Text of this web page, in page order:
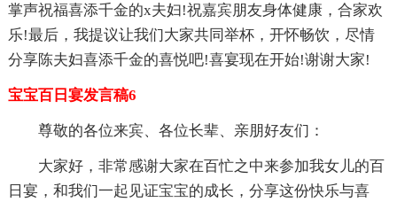
掌声祝福喜添千金的x夫妇!祝嘉宾朋友身体健康，合家欢
乐!最后，我提议让我们大家共同举杯，开怀畅饮，尽情
分享陈夫妇喜添千金的喜悦吧!喜宴现在开始!谢谢大家!
宝宝百日宴发言稿6
尊敬的各位来宾、各位长辈、亲朋好友们：
大家好，非常感谢大家在百忙之中来参加我女儿的百
日宴，和我们一起见证宝宝的成长，分享这份快乐与喜